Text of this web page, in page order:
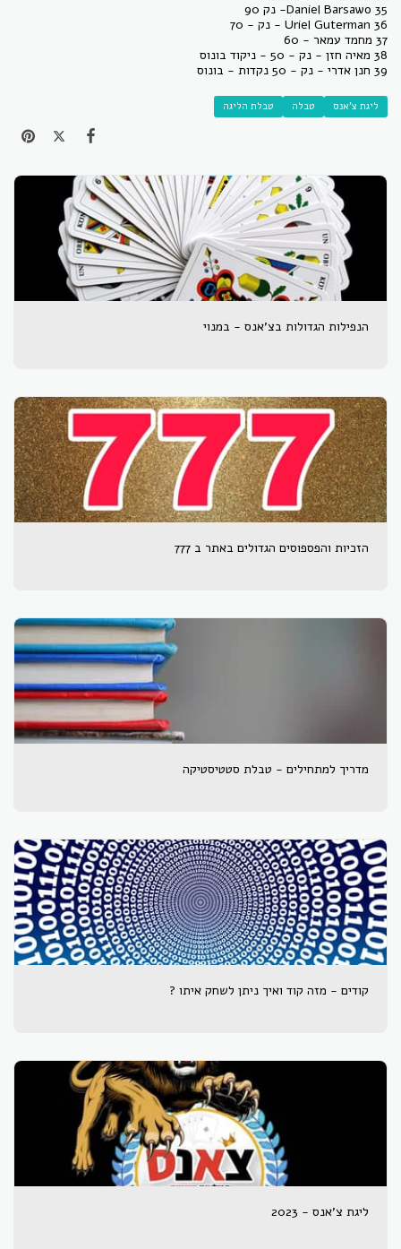
35 Daniel Barsawo- נק 90
36 Uriel Guterman - נק - 70
37 מחמד עמאר - 60
38 מאיה חזן - נק - 50 - ניקוד בונוס
39 חנן אדרי - נק - 50 נקדות - בונוס
ליגת צ'אנס טבלה טבלת הליגה
הנפילות הגדולות בצ'אנס - במנוי
הזכיות והפספוסים הגדולים באתר ב 777
מדריך למתחילים - טבלת סטטיסטיקה
קודים - מזה קוד ואיך ניתן לשחק איתו ?
ליגת צ'אנס - 2023